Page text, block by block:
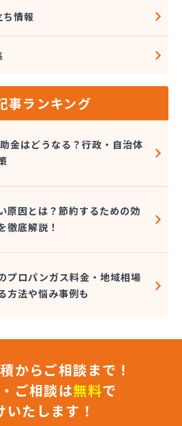
西三河営業所
崎販売所
崎支社
日井営業所
ライフアップサポート
橋LPG充填工場
パン部
テクノロジー
営業所
海
情報
事ランキング
金はどうなる？行政・自治体
原因とは？節約するための効
徹底解説！
プロパンガス料金・地域相場
方法や悩み事例も
からご相談まで！
ご相談は無料で
いたします！